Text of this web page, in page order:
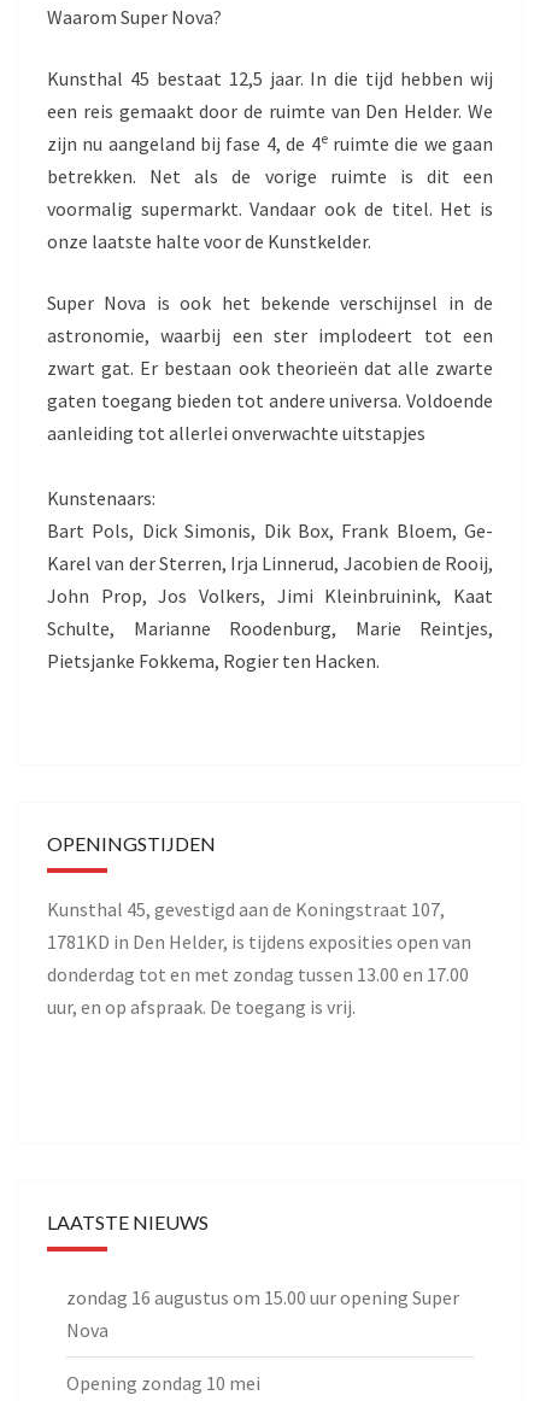
Waarom Super Nova?
Kunsthal 45 bestaat 12,5 jaar. In die tijd hebben wij
een reis gemaakt door de ruimte van Den Helder. We
zijn nu aangeland bij fase 4, de 4eruimte die we gaan
betrekken. Net als de vorige ruimte is dit een
voormalig supermarkt. Vandaar ook de titel. Het is
onze laatste halte voor de Kunstkelder.
Super Nova is ook het bekende verschijnsel in de
astronomie, waarbij een ster implodeert tot een
zwart gat. Er bestaan ook theorieën dat alle zwarte
gaten toegang bieden tot andere universa. Voldoende
aanleiding tot allerlei onverwachte uitstapjes
Kunstenaars:
Bart Pols, Dick Simonis, Dik Box, Frank Bloem, Ge-
Karel van der Sterren, Irja Linnerud, Jacobien de Rooij,
John Prop, Jos Volkers, Jimi Kleinbruinink, Kaat
Schulte, Marianne Roodenburg, Marie Reintjes,
Pietsjanke Fokkema, Rogier ten Hacken.
OPENINGSTIJDEN
Kunsthal 45, gevestigd aan de Koningstraat 107,
1781KD in Den Helder, is tijdens exposities open van
donderdag tot en met zondag tussen 13.00 en 17.00
uur, en op afspraak. De toegang is vrij.
LAATSTE NIEUWS
zondag 16 augustus om 15.00 uur opening Super
Nova
Opening zondag 10 mei